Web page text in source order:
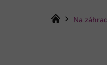
Domov
Na